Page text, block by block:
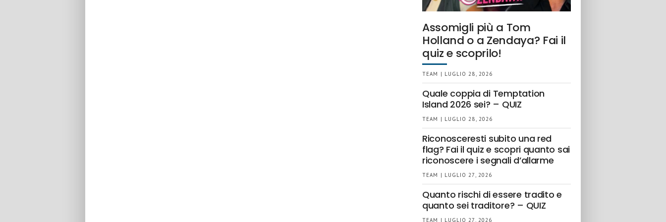
Assomigli più a Tom
Holland o a Zendaya? Fai il
quiz e scoprilo!
TEAM | LUGLIO 28, 2026
Quale coppia di Temptation
Island 2026 sei? – QUIZ
TEAM | LUGLIO 28, 2026
Riconosceresti subito una red
flag? Fai il quiz e scopri quanto sai
riconoscere i segnali d’allarme
TEAM | LUGLIO 27, 2026
Quanto rischi di essere tradito e
quanto sei traditore? – QUIZ
TEAM | LUGLIO 27, 2026